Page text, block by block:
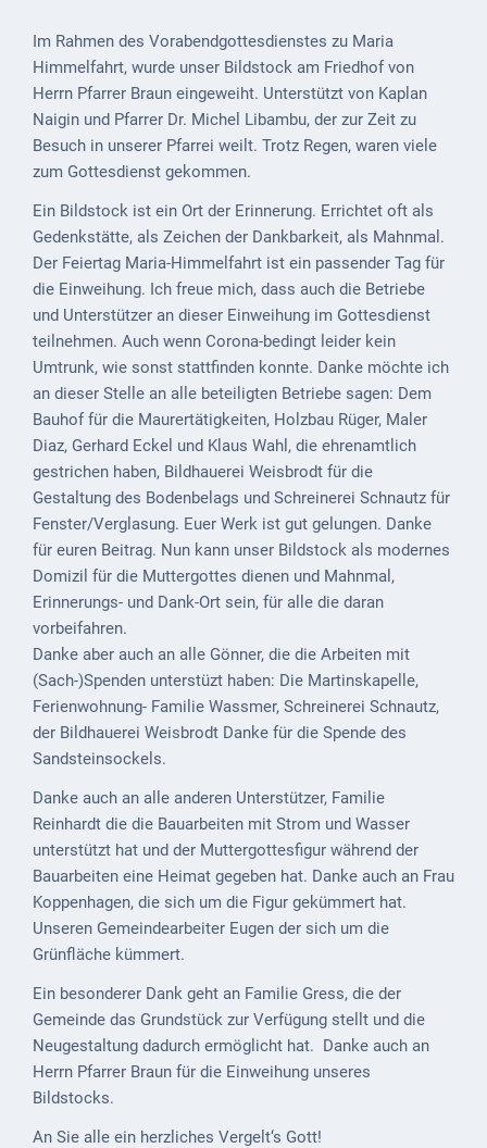
Breitbandausbau/
Telekommunikation
Post
Mobilität
und
Abwasser
Defibrillatoren
Katastrophenschutz
Notfallnummern
Suche
Niederkirchen
bei
Social
Media
Downloads
Historisches
Bau
Schwesternhaus
Bürgerhospital
Deidesheim
Geplante
Regionalbahn
1907
Teilung
Gemarkungen
ab
Im Rahmen des Vorabendgottesdienstes zu Maria
Himmelfahrt, wurde unser Bildstock am Friedhof von
Herrn Pfarrer Braun eingeweiht. Unterstützt von Kaplan
Naigin und Pfarrer Dr. Michel Libambu, der zur Zeit zu
Besuch in unserer Pfarrei weilt. Trotz Regen, waren viele
zum Gottesdienst gekommen.
Ein Bildstock ist ein Ort der Erinnerung. Errichtet oft als
Gedenkstätte, als Zeichen der Dankbarkeit, als Mahnmal.
Der Feiertag Maria-Himmelfahrt ist ein passender Tag für
die Einweihung. Ich freue mich, dass auch die Betriebe
und Unterstützer an dieser Einweihung im Gottesdienst
teilnehmen. Auch wenn Corona-bedingt leider kein
Umtrunk, wie sonst stattfinden konnte. Danke möchte ich
an dieser Stelle an alle beteiligten Betriebe sagen: Dem
Bauhof für die Maurertätigkeiten, Holzbau Rüger, Maler
Diaz, Gerhard Eckel und Klaus Wahl, die ehrenamtlich
gestrichen haben, Bildhauerei Weisbrodt für die
Gestaltung des Bodenbelags und Schreinerei Schnautz für
Fenster/Verglasung. Euer Werk ist gut gelungen. Danke
für euren Beitrag. Nun kann unser Bildstock als modernes
Domizil für die Muttergottes dienen und Mahnmal,
Erinnerungs- und Dank-Ort sein, für alle die daran
vorbeifahren.
Danke aber auch an alle Gönner, die die Arbeiten mit
(Sach-)Spenden unterstüzt haben: Die Martinskapelle,
Ferienwohnung- Familie Wassmer, Schreinerei Schnautz,
der Bildhauerei Weisbrodt Danke für die Spende des
Sandsteinsockels.
Danke auch an alle anderen Unterstützer, Familie
Reinhardt die die Bauarbeiten mit Strom und Wasser
unterstützt hat und der Muttergottesfigur während der
Bauarbeiten eine Heimat gegeben hat. Danke auch an Frau
Koppenhagen, die sich um die Figur gekümmert hat.
Unseren Gemeindearbeiter Eugen der sich um die
Grünfläche kümmert.
Ein besonderer Dank geht an Familie Gress, die der
Gemeinde das Grundstück zur Verfügung stellt und die
Neugestaltung dadurch ermöglicht hat. Danke auch an
Herrn Pfarrer Braun für die Einweihung unseres
Bildstocks.
An Sie alle ein herzliches Vergelt‘s Gott!